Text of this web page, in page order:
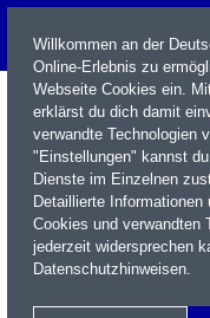
Name / WKN / ISIN / Kürzel
Willkommen an der
Online-Erlebnis zu
Webseite Cookies ein.
erklärst du dich damit
verwandte Technologien
"Einstellungen" kannst
Dienste im Einzelnen
Detaillierte Informationen
Cookies und verwandten
jederzeit widersprechen
Datenschutzhinweisen.